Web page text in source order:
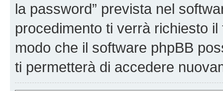
la password” prevista nel
procedimento ti verrà richiesto
modo che il software phpBB
ti permetterà di accedere